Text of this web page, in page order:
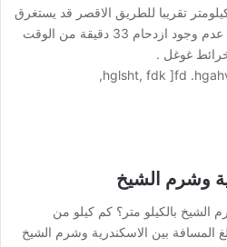
بين دبي والشارقة 40 كيلومتر تقريبا للطريق الاقصر قد يستغرق
الطريق السالك الاقصر في حالة عدم وجود ازدحام 33 دقيقة من الوقت
غوغل .
وشرم الشيخ
الشيخ بالكيلو متر؟ كم كيلو من
المسافة بين الاسكندرية وشرم الشيخ